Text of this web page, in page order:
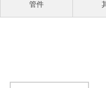
管件